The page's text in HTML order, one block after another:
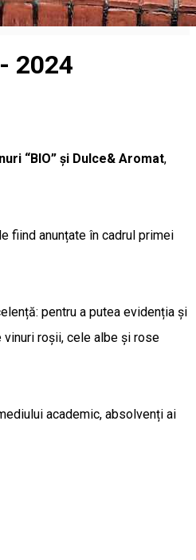
2024
“BIO” și Dulce& Aromat,
fiind anunțate în cadrul primei
pentru a putea evidenția și
vinuri roșii, cele albe și rose
academic, absolvenți ai